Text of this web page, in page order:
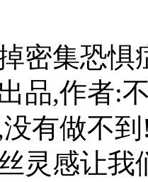
密集恐惧
品,作者:
有做不
灵感让我